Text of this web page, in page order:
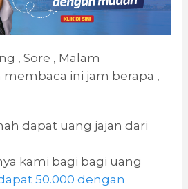
, Sore , Malam
ini jam berapa ,
dapat uang jajan dari
kami bagi bagi uang
50.000 dengan